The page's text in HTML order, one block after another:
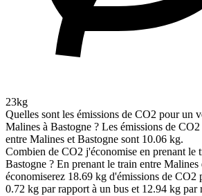
23kg
Quelles sont les émissions de CO2 pour un
Malines à Bastogne ? Les émissions de
entre Malines et Bastogne sont 10.06 kg.
Combien de CO2 j'économise en prenant le
Bastogne ? En prenant le train entre Malines
économiserez 18.69 kg d'émissions de CO2
0.72 kg par rapport à un bus et 12.94 kg par